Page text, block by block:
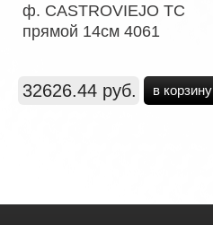
ф. CASTROVIEJO ТС
прямой 14см 4061
32626.44 руб. в корзину